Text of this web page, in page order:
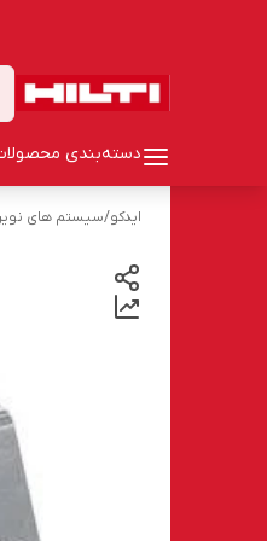
دسته‌بندی
ایدکو/سیستم های